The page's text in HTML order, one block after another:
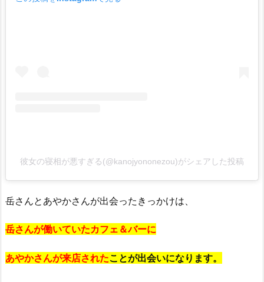
彼女の寝相が悪すぎる(@kanojyononezou)がシェアした投稿
岳さんとあやかさんが出会ったきっかけは、
岳さんが働いていたカフェ＆バーに
あやかさんが来店されたことが出会いになります。